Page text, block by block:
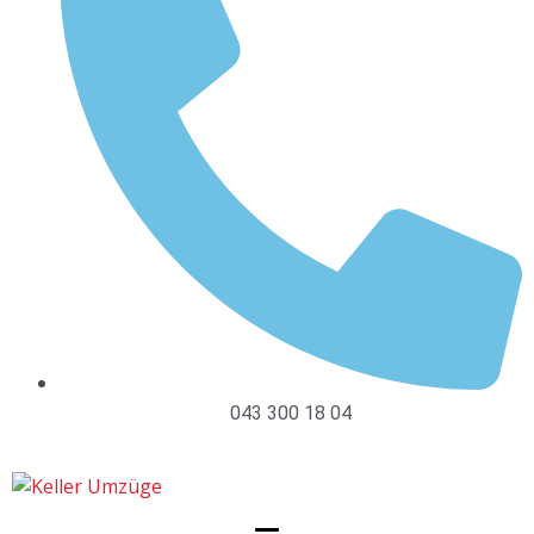
043 300 18 04